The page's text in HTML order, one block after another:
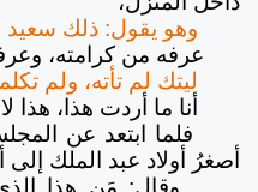
وهو يقول: ذلك
عرفه من كرامته،
ليتك لم تأته، ولم
أنا ما أردت هذا، هذا لا
فلما ابتعد عن
أصغرُ أولاد عبد الملك إلى